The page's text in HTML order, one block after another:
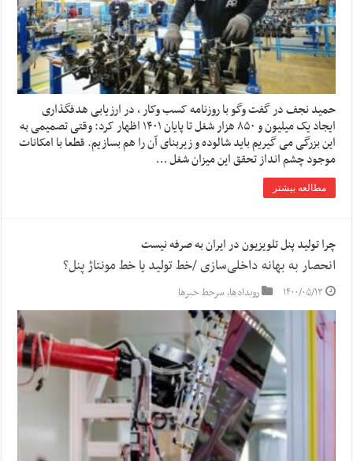
حمید نجف در گفت وگو با روزنامه کسب وکار ، در ارزیابی هدفگذاری
ایجاد یک میلیون و ۸۵۰ هزار شغل تا پایان ۱۴۰۱ اظهار کرد: وقتی تصمیمی به
این بزرگی می گیریم باید شالوده و زیربنای آن را هم بسازیم. قطعا با امکانات
موجود چشم انداز تحقق این میزان شغل …
مطالعه بیشتر
چرا تولید پنل تلویزیون در ایران به صرفه نیست
انحصار به بهانه داخلی‌سازی /خط تولید یا خط مونتاژ پنل؟
۱۴۰۰/۰۵/۱۳ رویدادها,سرخط خبرها